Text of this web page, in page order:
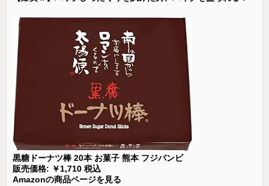
黒糖ドーナツ棒 20本 お菓子 熊本 フジバンビ
販売価格: ￥1,710 税込
Amazonの商品ページを見る